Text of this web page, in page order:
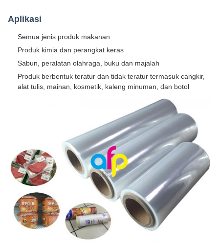
Aplikasi
Semua jenis produk makanan
Produk kimia dan perangkat keras
Sabun, peralatan olahraga, buku dan majalah
Produk berbentuk teratur dan tidak teratur termasuk cangkir,
alat tulis, mainan, kosmetik, kaleng minuman, dan botol